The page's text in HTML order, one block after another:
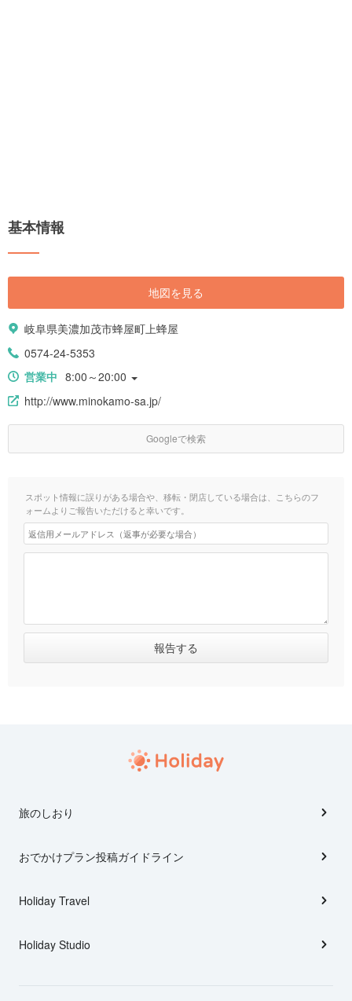
基本情報
地図を見る
岐阜県美濃加茂市蜂屋町上蜂屋
0574-24-5353
営業中 8:00～20:00
http://www.minokamo-sa.jp/
Googleで検索
スポット情報に誤りがある場合や、移転・閉店している場合は、こちらのフ
ォームよりご報告いただけると幸いです。
旅のしおり
おでかけプラン投稿ガイドライン
Holiday Travel
Holiday Studio